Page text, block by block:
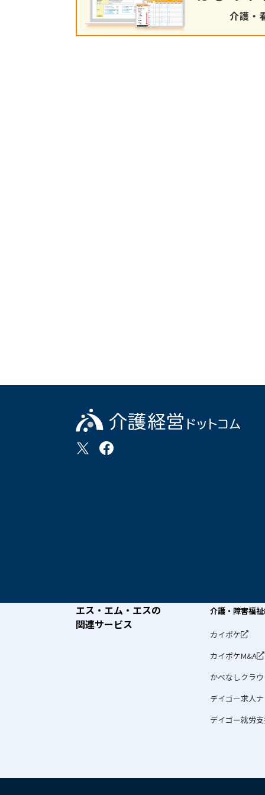
エス・エム・エスの
関連サービス
介護・障害福
カイポケ
カイポケM&A
かべなしクラ
デイゴー求人
デイゴー就労